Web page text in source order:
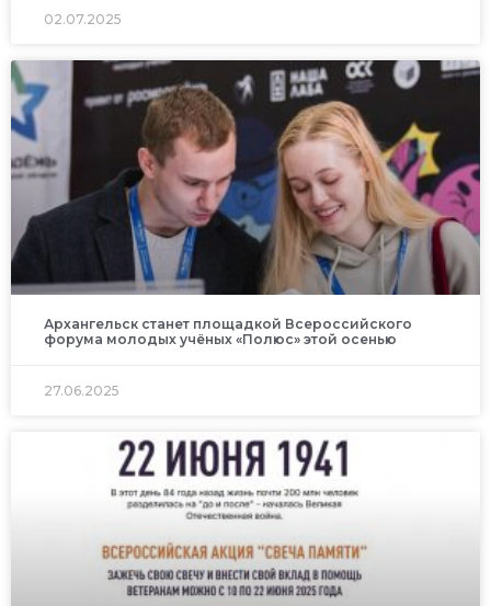
02.07.2025
Архангельск станет площадкой Всероссийского
форума молодых учёных «Полюс» этой осенью
27.06.2025